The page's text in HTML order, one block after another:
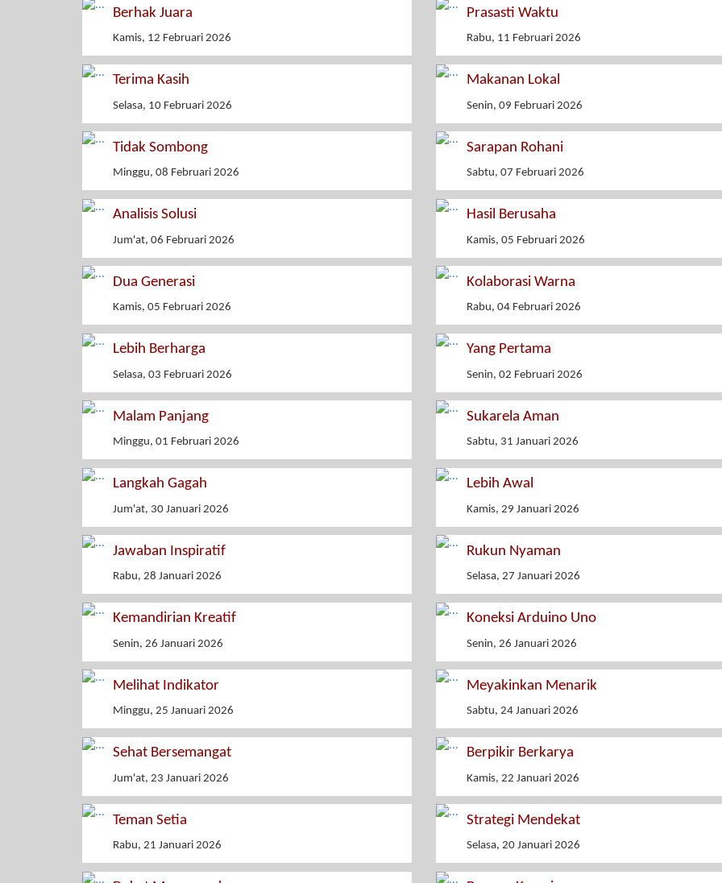
Berhak Juara
Kamis, 12 Februari 2026
Prasasti Waktu
Rabu, 11 Februari 2026
Terima Kasih
Selasa, 10 Februari 2026
Makanan Lokal
Senin, 09 Februari 2026
Tidak Sombong
Minggu, 08 Februari 2026
Sarapan Rohani
Sabtu, 07 Februari 2026
Analisis Solusi
Jum'at, 06 Februari 2026
Hasil Berusaha
Kamis, 05 Februari 2026
Dua Generasi
Kamis, 05 Februari 2026
Kolaborasi Warna
Rabu, 04 Februari 2026
Lebih Berharga
Selasa, 03 Februari 2026
Yang Pertama
Senin, 02 Februari 2026
Malam Panjang
Minggu, 01 Februari 2026
Sukarela Aman
Sabtu, 31 Januari 2026
Langkah Gagah
Jum'at, 30 Januari 2026
Lebih Awal
Kamis, 29 Januari 2026
Jawaban Inspiratif
Rabu, 28 Januari 2026
Rukun Nyaman
Selasa, 27 Januari 2026
Kemandirian Kreatif
Senin, 26 Januari 2026
Koneksi Arduino Uno
Senin, 26 Januari 2026
Melihat Indikator
Minggu, 25 Januari 2026
Meyakinkan Menarik
Sabtu, 24 Januari 2026
Sehat Bersemangat
Jum'at, 23 Januari 2026
Berpikir Berkarya
Kamis, 22 Januari 2026
Teman Setia
Rabu, 21 Januari 2026
Strategi Mendekat
Selasa, 20 Januari 2026